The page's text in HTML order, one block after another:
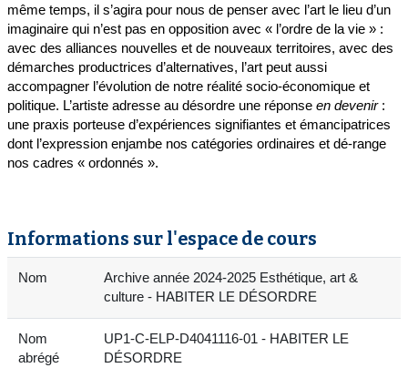
même temps, il s’agira pour nous de penser avec l’art le lieu d’un
imaginaire qui n’est pas en opposition avec « l’ordre de la vie » :
avec des alliances nouvelles et de nouveaux territoires, avec des
démarches productrices d’alternatives, l’art peut aussi
accompagner l’évolution de notre réalité socio-économique et
politique. L’artiste adresse au désordre une réponse en devenir:
une praxis porteuse d’expériences signifiantes et émancipatrices
dont l’expression enjambe nos catégories ordinaires et dé-range
nos cadres « ordonnés ».
Informations sur l'espace de cours
Nom
Archive année 2024-2025 Esthétique, art &
culture - HABITER LE DÉSORDRE
Nom
abrégé
UP1-C-ELP-D4041116-01 - HABITER LE
DÉSORDRE